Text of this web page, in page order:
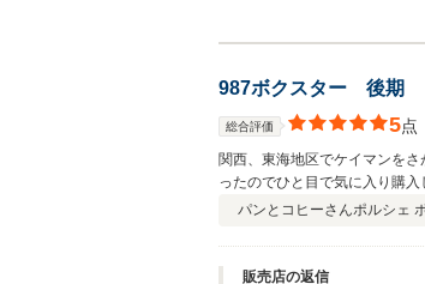
987ボクスター 後期
総合評価 5点
関西、東海地区でケイマンを
ったのでひと目で気に入り購
持ち、輸入車の扱いも豊富な
来ますが、それだけ信用され
パンとコヒーさんポルシェ
販売店の返信